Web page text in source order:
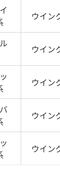
ウイン
ウイン
ウイン
ウイン
ウイン